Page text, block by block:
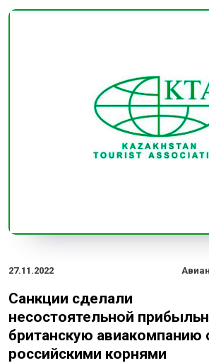
27.11.2022
Санкции сделали
несостоятельной
британскую авиакомпанию
российскими корнями